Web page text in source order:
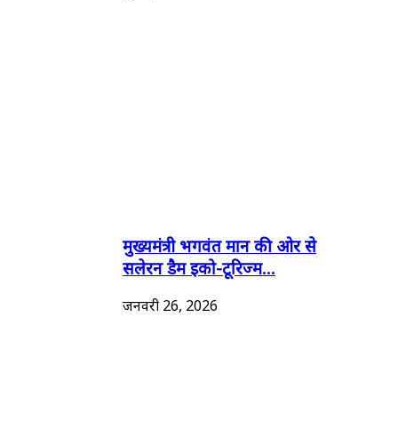
मुख्यमंत्री भगवंत मान की ओर से
सलेरन डैम इको-टूरिज्म...
जनवरी 26, 2026